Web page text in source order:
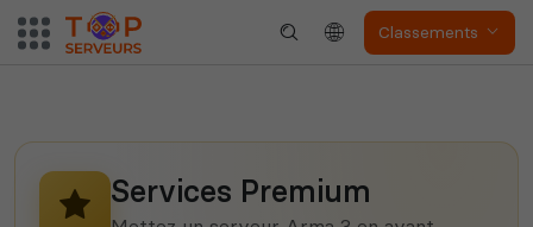
Classements
Squad
Nights
Myth of Empires Enshrouded
Services Premium